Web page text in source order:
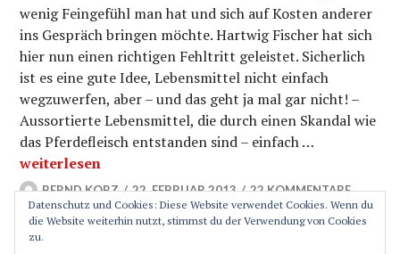
wenig Feingefühl man hat und sich auf Kosten anderer
ins Gespräch bringen möchte. Hartwig Fischer hat sich
hier nun einen richtigen Fehltritt geleistet. Sicherlich
ist es eine gute Idee, Lebensmittel nicht einfach
wegzuwerfen, aber – und das geht ja mal gar nicht! –
Aussortierte Lebensmittel, die durch einen Skandal wie
das Pferdefleisch entstanden sind – einfach …
Bettler lehnen Pferdefleisch Lasagne ab – MSMM#16
weiterlesen
BERND KORZ 22. FEBRUAR 2013 22 KOMMENTARE
Datenschutz und Cookies: Diese Website verwendet Cookies. Wenn du
die Website weiterhin nutzt, stimmst du der Verwendung von Cookies
zu.